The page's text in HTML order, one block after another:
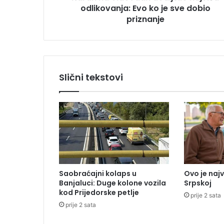
a
d
i
j
e
l
i
o
n
a
j
v
i
š
odlikovanja: Evo ko je sve dobio
priznanje
Slični tekstovi
Saobraćajni kolaps u
Banjaluci: Duge kolone vozila
kod Prijedorske petlje
prije 2 sata
Ovo je
Srpskoj
prije 2 sata